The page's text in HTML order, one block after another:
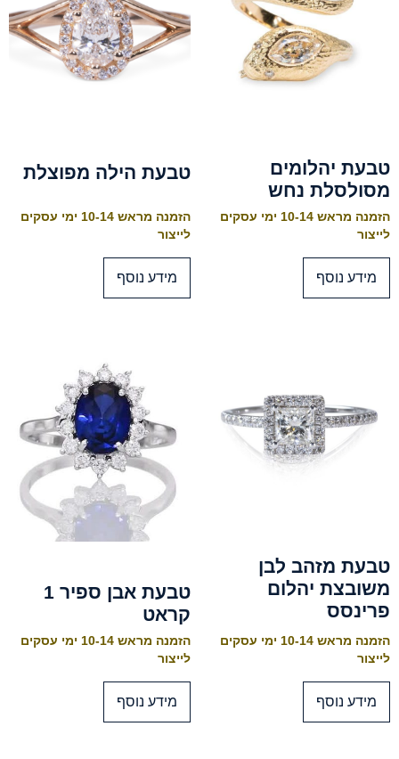
טבעת יהלומים
מסולסלת נחש
הזמנה מראש 10-14 ימי עסקים
לייצור
מידע נוסף
טבעת הילה מפוצלת
הזמנה מראש 10-14 ימי עסקים
לייצור
מידע נוסף
טבעת מזהב לבן
משובצת יהלום
פרינסס
הזמנה מראש 10-14 ימי עסקים
לייצור
מידע נוסף
טבעת אבן ספיר 1
קראט
הזמנה מראש 10-14 ימי עסקים
לייצור
מידע נוסף